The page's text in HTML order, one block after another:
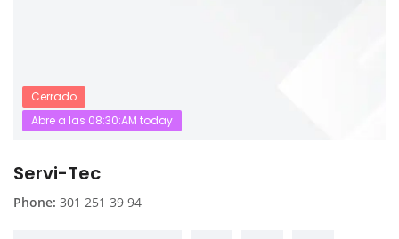
Cerrado
Abre a las 08:30:AM today
Servi-Tec
Phone: 301 251 39 94